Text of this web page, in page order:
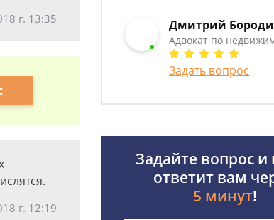
г. 13:35
г. 12:19
Дмитрий
Адвокат по
Задать вопрос
Задайте вопрос и
ответит вам
5 минут!